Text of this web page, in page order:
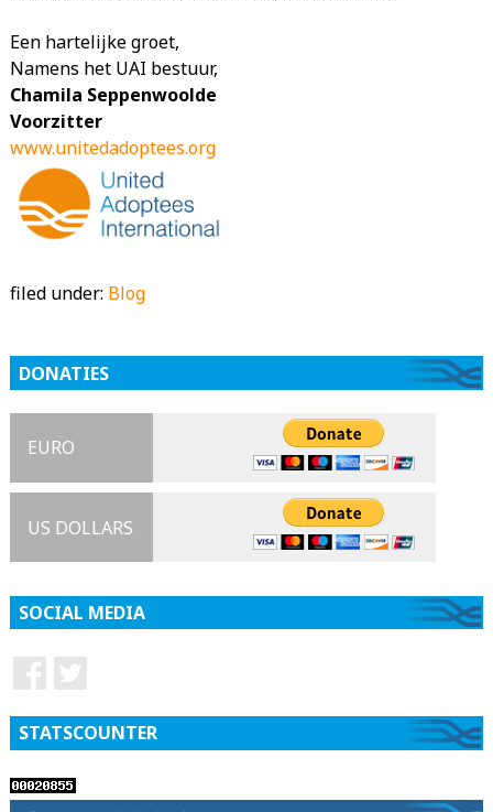
Een hartelijke groet,
Namens het UAI bestuur,
Chamila Seppenwoolde
Voorzitter
www.unitedadoptees.org
filed under: Blog
DONATIES
EURO
US DOLLARS
SOCIAL MEDIA
STATSCOUNTER